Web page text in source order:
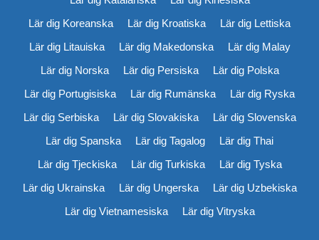
Lär dig Koreanska
Lär dig Kroatiska
Lär dig Lettiska
Lär dig Litauiska
Lär dig Makedonska
Lär dig Malay
Lär dig Norska
Lär dig Persiska
Lär dig Polska
Lär dig Portugisiska
Lär dig Rumänska
Lär dig Ryska
Lär dig Serbiska
Lär dig Slovakiska
Lär dig Slovenska
Lär dig Spanska
Lär dig Tagalog
Lär dig Thai
Lär dig Tjeckiska
Lär dig Turkiska
Lär dig Tyska
Lär dig Ukrainska
Lär dig Ungerska
Lär dig Uzbekiska
Lär dig Vietnamesiska
Lär dig Vitryska